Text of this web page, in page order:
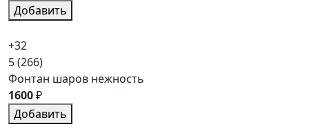
Добавить
+32
5(266)
Фонтан шаров нежность
1600₽
Добавить